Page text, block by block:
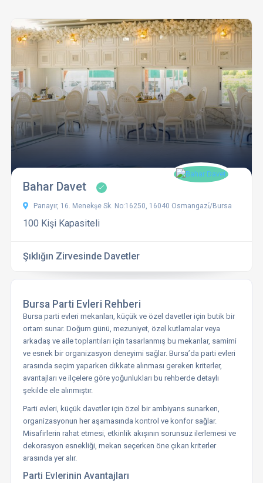
Bahar Davet
Panayır, 16. Menekşe Sk. No:16250, 16040 Osmangazi̇/Bursa
100 Kişi Kapasiteli
Şıklığın Zirvesinde Davetler
Bursa Parti Evleri Rehberi
Bursa parti evleri mekanları, küçük ve özel davetler için butik bir
ortam sunar. Doğum günü, mezuniyet, özel kutlamalar veya
arkadaş ve aile toplantıları için tasarlanmış bu mekanlar, samimi
ve esnek bir organizasyon deneyimi sağlar. Bursa’da parti evleri
arasında seçim yaparken dikkate alınması gereken kriterler,
avantajları ve ilçelere göre yoğunlukları bu rehberde detaylı
şekilde ele alınmıştır.
Parti evleri, küçük davetler için özel bir ambiyans sunarken,
organizasyonun her aşamasında kontrol ve konfor sağlar.
Misafirlerin rahat etmesi, etkinlik akışının sorunsuz ilerlemesi ve
dekorasyon esnekliği, mekan seçerken öne çıkan kriterler
arasında yer alır.
Parti Evlerinin Avantajları